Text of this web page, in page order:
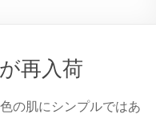
再入荷
の肌にシンプルではあ